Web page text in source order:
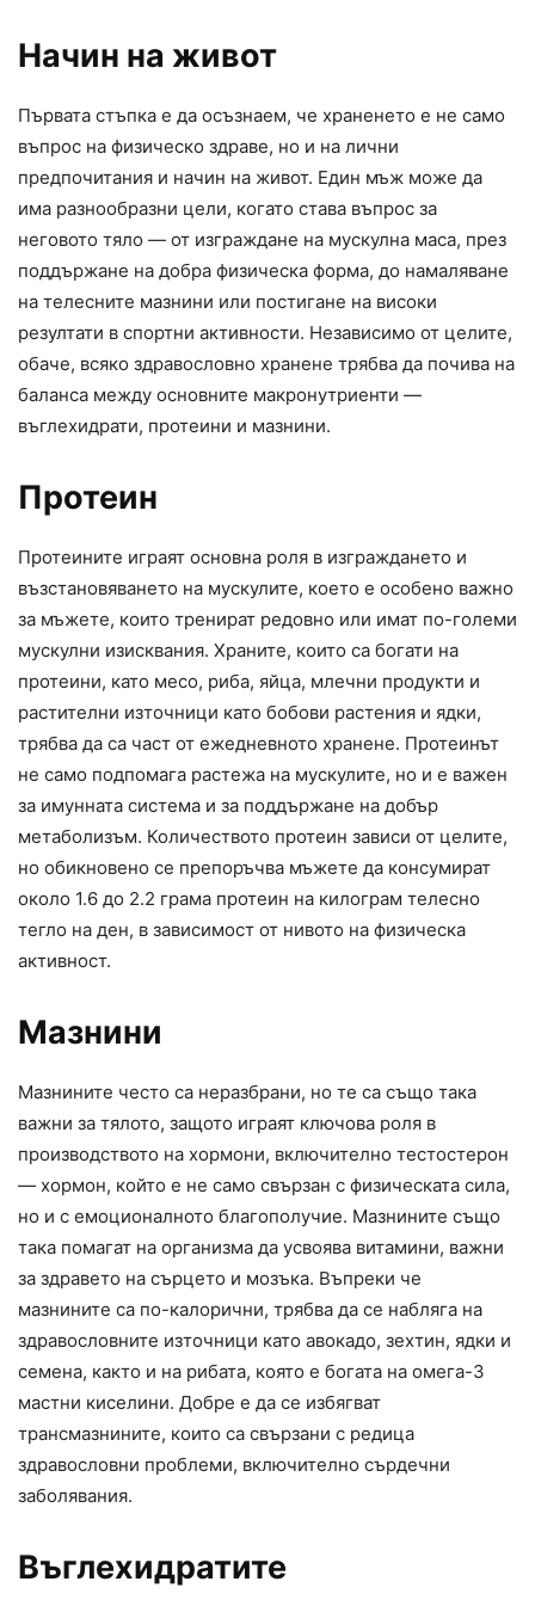
Начин на живот
Първата стъпка е да осъзнаем, че храненето е не само
въпрос на физическо здраве, но и на лични
предпочитания и начин на живот. Един мъж може да
има разнообразни цели, когато става въпрос за
неговото тяло — от изграждане на мускулна маса, през
поддържане на добра физическа форма, до намаляване
на телесните мазнини или постигане на високи
резултати в спортни активности. Независимо от целите,
обаче, всяко здравословно хранене трябва да почива на
баланса между основните макронутриенти —
въглехидрати, протеини и мазнини.
Протеин
Протеините играят основна роля в изграждането и
възстановяването на мускулите, което е особено важно
за мъжете, които тренират редовно или имат по-големи
мускулни изисквания. Храните, които са богати на
протеини, като месо, риба, яйца, млечни продукти и
растителни източници като бобови растения и ядки,
трябва да са част от ежедневното хранене. Протеинът
не само подпомага растежа на мускулите, но и е важен
за имунната система и за поддържане на добър
метаболизъм. Количеството протеин зависи от целите,
но обикновено се препоръчва мъжете да консумират
около 1.6 до 2.2 грама протеин на килограм телесно
тегло на ден, в зависимост от нивото на физическа
активност.
Мазнини
Мазнините често са неразбрани, но те са също така
важни за тялото, защото играят ключова роля в
производството на хормони, включително тестостерон
— хормон, който е не само свързан с физическата сила,
но и с емоционалното благополучие. Мазнините също
така помагат на организма да усвоява витамини, важни
за здравето на сърцето и мозъка. Въпреки че
мазнините са по-калорични, трябва да се набляга на
здравословните източници като авокадо, зехтин, ядки и
семена, както и на рибата, която е богата на омега-3
мастни киселини. Добре е да се избягват
трансмазнините, които са свързани с редица
здравословни проблеми, включително сърдечни
заболявания.
Въглехидратите